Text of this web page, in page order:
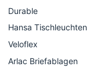
Durable
Hansa Tischleuchten
Veloflex
Arlac Briefablagen